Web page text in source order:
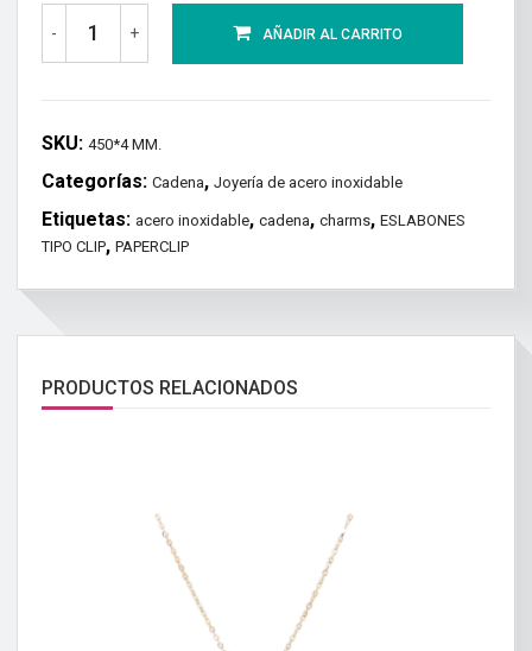
- + AÑADIR AL CARRITO
SKU: 450*4 MM.
Categorías: Cadena, Joyería de acero inoxidable
Etiquetas: acero inoxidable, cadena, charms, ESLABONES
TIPO CLIP, PAPERCLIP
PRODUCTOS RELACIONADOS